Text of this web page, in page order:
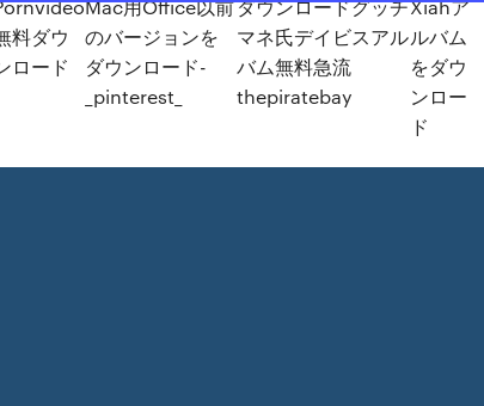
料ダウ
ロード
Mac用Office以前
のバージョンを
ダウンロード-
_pinterest_
ダウンロードグッチ
マネ氏デイビスアル
バム無料急流
thepiratebay
Xiahア
ルバム
をダウ
ンロー
ド